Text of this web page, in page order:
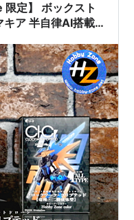
定】 ボックスト
キア 半自律AI搭載
ビーゾーンカラー